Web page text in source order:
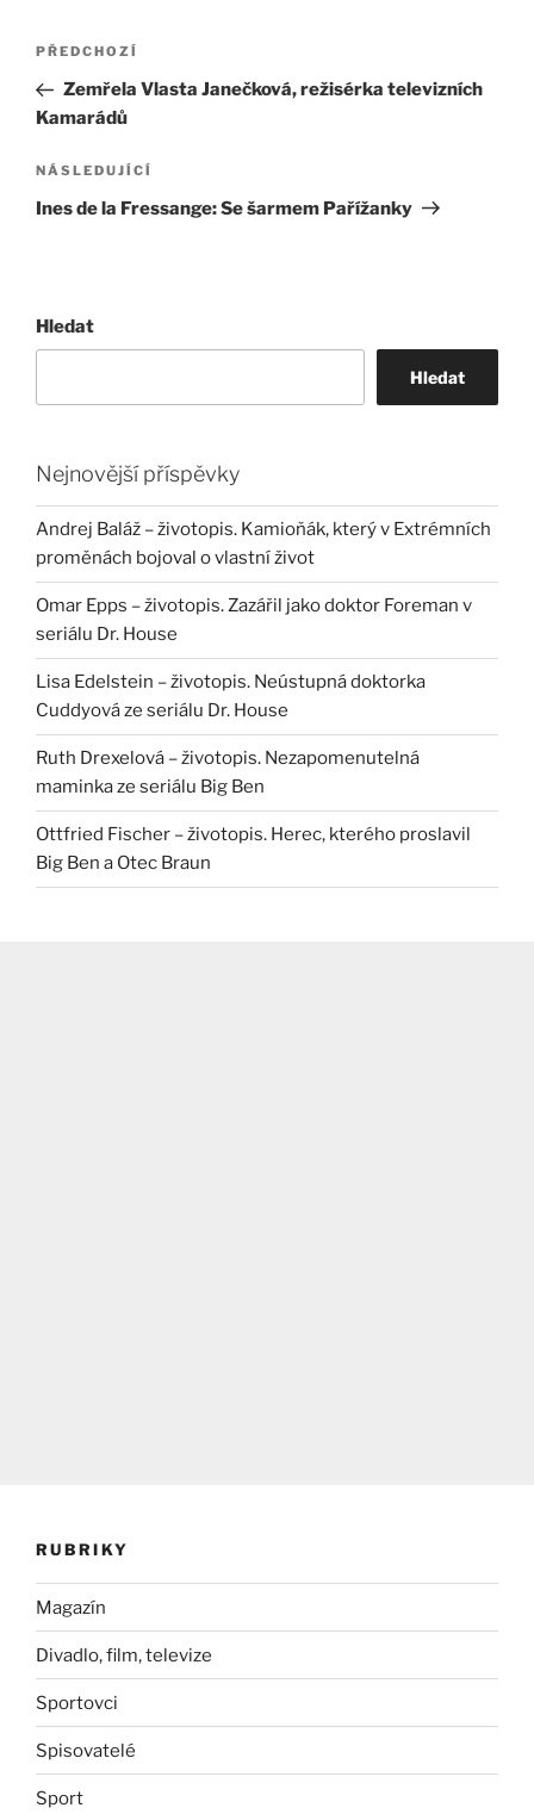
Navigace
příspěvek
Předchozí
příspěvek
PŘEDCHOZÍ
Zemřela Vlasta Janečková, režisérka televizních
Kamarádů
Následující
příspěvek
NÁSLEDUJÍCÍ
Ines de la Fressange: Se šarmem Pařížanky
Hledat
Hledat
Nejnovější příspěvky
Andrej Baláž – životopis. Kamioňák, který v Extrémních
proměnách bojoval o vlastní život
Omar Epps – životopis. Zazářil jako doktor Foreman v
seriálu Dr. House
Lisa Edelstein – životopis. Neústupná doktorka
Cuddyová ze seriálu Dr. House
Ruth Drexelová – životopis. Nezapomenutelná
maminka ze seriálu Big Ben
Ottfried Fischer – životopis. Herec, kterého proslavil
Big Ben a Otec Braun
RUBRIKY
Magazín
Divadlo, film, televize
Sportovci
Spisovatelé
Sport